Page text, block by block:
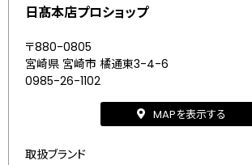
日髙本店プロショップ
〒880-0805
宮崎県 宮崎市 橘通東3-4-6
0985-26-1102
MAPを表示する
取扱ブランド